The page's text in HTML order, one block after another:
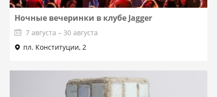
Ночные вечеринки в клубе Jagger
7 августа – 30 августа
пл. Конституции, 2